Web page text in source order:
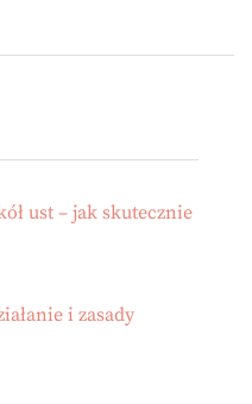
ust – jak skutecznie
i zasady